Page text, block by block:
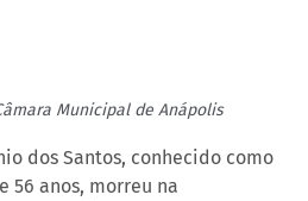
Municipal de Anápolis
dos Santos, conhecido como
56 anos, morreu na